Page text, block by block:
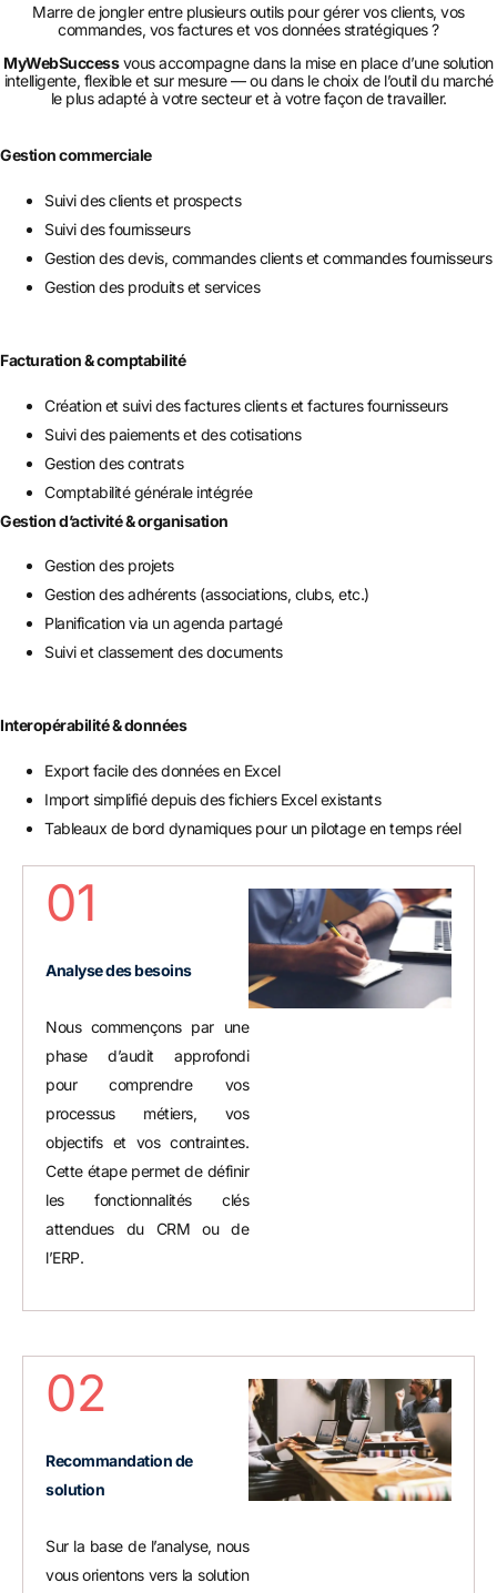
Marre de jongler entre plusieurs outils pour gérer vos clients, vos
commandes, vos factures et vos données stratégiques ?
MyWebSuccessvous accompagne dans la mise en place d’une solution
intelligente, flexible et sur mesure — ou dans le choix de l’outil du marché
le plus adapté à votre secteur et à votre façon de travailler.
Gestion commerciale
Suivi des clients et prospects
Suivi des fournisseurs
Gestion des devis, commandes clients et commandes fournisseurs
Gestion des produits et services
Facturation & comptabilité
Création et suivi des factures clients et factures fournisseurs
Suivi des paiements et des cotisations
Gestion des contrats
Comptabilité générale intégrée
Gestion d’activité & organisation
Gestion des projets
Gestion des adhérents (associations, clubs, etc.)
Planification via un agenda partagé
Suivi et classement des documents
Interopérabilité & données
Export facile des données en Excel
Import simplifié depuis des fichiers Excel existants
Tableaux de bord dynamiques pour un pilotage en temps réel
01
Analyse des besoins
Nous commençons par une
phase d’audit approfondi
pour comprendre vos
processus métiers, vos
objectifs et vos contraintes.
Cette étape permet de définir
les fonctionnalités clés
attendues du CRM ou de
l’ERP.
02
Recommandation de
solution
Sur la base de l’analyse, nous
vous orientons vers la solution